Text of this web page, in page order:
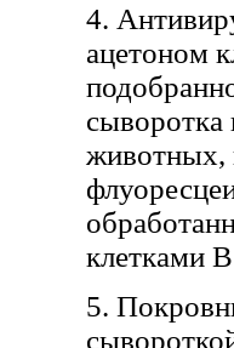
4.
ацетоном
сыворотка
животных,
клетками
5.